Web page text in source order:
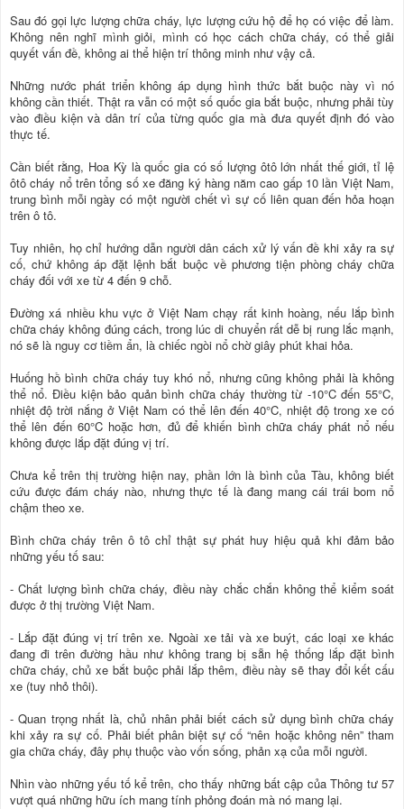
Sau đó gọi lực lượng chữa cháy, lực lượng cứu hộ để họ có việc để làm.
Không nên nghĩ mình giỏi, mình có học cách chữa cháy, có thể giải
quyết vấn đề, không ai thể hiện trí thông minh như vậy cả.
Những nước phát triển không áp dụng hình thức bắt buộc này vì nó
không cần thiết. Thật ra vẫn có một số quốc gia bắt buộc, nhưng phải tùy
vào điều kiện và dân trí của từng quốc gia mà đưa quyết định đó vào
thực tế.
Cần biết rằng, Hoa Kỳ là quốc gia có số lượng ôtô lớn nhất thế giới, tỉ lệ
ôtô cháy nổ trên tổng số xe đăng ký hàng năm cao gấp 10 lần Việt Nam,
trung bình mỗi ngày có một người chết vì sự cố liên quan đến hỏa hoạn
trên ô tô.
Tuy nhiên, họ chỉ hướng dẫn người dân cách xử lý vấn đề khi xảy ra sự
cố, chứ không áp đặt lệnh bắt buộc về phương tiện phòng cháy chữa
cháy đối với xe từ 4 đến 9 chỗ.
Đường xá nhiều khu vực ở Việt Nam chạy rất kinh hoàng, nếu lắp bình
chữa cháy không đúng cách, trong lúc di chuyển rất dễ bị rung lắc mạnh,
nó sẽ là nguy cơ tiềm ẩn, là chiếc ngòi nổ chờ giây phút khai hỏa.
Huống hồ bình chữa cháy tuy khó nổ, nhưng cũng không phải là không
thể nổ. Điều kiện bảo quản bình chữa cháy thường từ -10°C đến 55°C,
nhiệt độ trời nắng ở Việt Nam có thể lên đến 40°C, nhiệt độ trong xe có
thể lên đến 60°C hoặc hơn, đủ để khiến bình chữa cháy phát nổ nếu
không được lắp đặt đúng vị trí.
Chưa kể trên thị trường hiện nay, phần lớn là bình của Tàu, không biết
cứu được đám cháy nào, nhưng thực tế là đang mang cái trái bom nổ
chậm theo xe.
Bình chữa cháy trên ô tô chỉ thật sự phát huy hiệu quả khi đảm bảo
những yếu tố sau:
- Chất lượng bình chữa cháy, điều này chắc chắn không thể kiểm soát
được ở thị trường Việt Nam.
- Lắp đặt đúng vị trí trên xe. Ngoài xe tải và xe buýt, các loại xe khác
đang đi trên đường hầu như không trang bị sẵn hệ thống lắp đặt bình
chữa cháy, chủ xe bắt buộc phải lắp thêm, điều này sẽ thay đổi kết cấu
xe (tuy nhỏ thôi).
- Quan trọng nhất là, chủ nhân phải biết cách sử dụng bình chữa cháy
khi xảy ra sự cố. Phải biết phân biệt sự cố “nên hoặc không nên” tham
gia chữa cháy, đây phụ thuộc vào vốn sống, phản xạ của mỗi người.
Nhìn vào những yếu tố kể trên, cho thấy những bất cập của Thông tư 57
vượt quá những hữu ích mang tính phỏng đoán mà nó mang lại.